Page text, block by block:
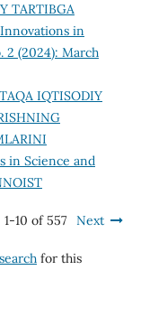
TARTIBGA
Innovations in
2 (2024): March
IQTISODIY
in Science and
1-10 of 557 Next
for this